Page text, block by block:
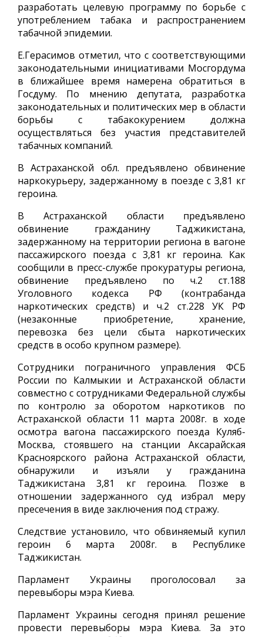
разработать целевую программу по борьбе с
употреблением табака и распространением
табачной эпидемии.
Е.Герасимов отметил, что с соответствующими
законодательными инициативами Мосгордума
в ближайшее время намерена обратиться в
Госдуму. По мнению депутата, разработка
законодательных и политических мер в области
борьбы с табакокурением должна
осуществляться без участия представителей
табачных компаний.
В Астраханской обл. предъявлено обвинение
наркокурьеру, задержанному в поезде с 3,81 кг
героина.
В Астраханской области предъявлено
обвинение гражданину Таджикистана,
задержанному на территории региона в вагоне
пассажирского поезда с 3,81 кг героина. Как
сообщили в пресс-службе прокуратуры региона,
обвинение предъявлено по ч.2 ст.188
Уголовного кодекса РФ (контрабанда
наркотических средств) и ч.2 ст.228 УК РФ
(незаконные приобретение, хранение,
перевозка без цели сбыта наркотических
средств в особо крупном размере).
Сотрудники пограничного управления ФСБ
России по Калмыкии и Астраханской области
совместно с сотрудниками Федеральной службы
по контролю за оборотом наркотиков по
Астраханской области 11 марта 2008г. в ходе
осмотра вагона пассажирского поезда Куляб-
Москва, стоявшего на станции Аксарайская
Красноярского района Астраханской области,
обнаружили и изъяли у гражданина
Таджикистана 3,81 кг героина. Позже в
отношении задержанного суд избрал меру
пресечения в виде заключения под стражу.
Следствие установило, что обвиняемый купил
героин 6 марта 2008г. в Республике
Таджикистан.
Парламент Украины проголосовал за
перевыборы мэра Киева.
Парламент Украины сегодня принял решение
провести перевыборы мэра Киева. За это